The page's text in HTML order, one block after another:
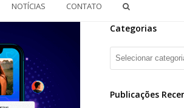
NOTÍCIAS CONTATO
Categorias
Categorias
Publicações